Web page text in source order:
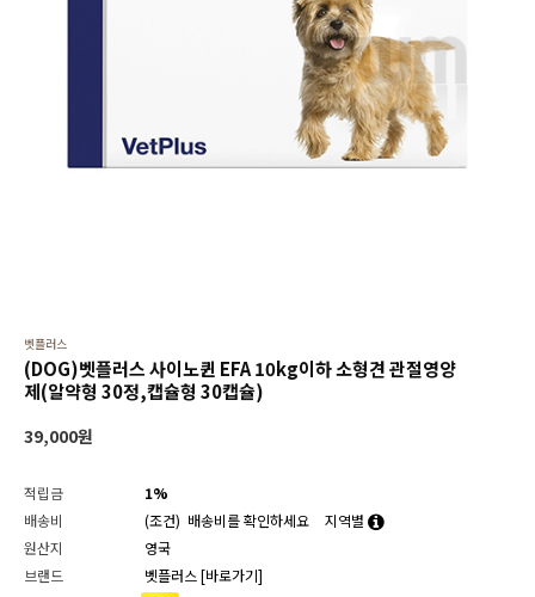
벳플러스
(DOG)벳플러스 사이노퀸 EFA 10kg이하 소형견 관절영양
제(알약형 30정,캡슐형 30캡슐)
39,000원
적립금
1%
배송비
(조건) 배송비를 확인하세요
지역별
원산지
영국
브랜드
벳플러스 [바로가기]